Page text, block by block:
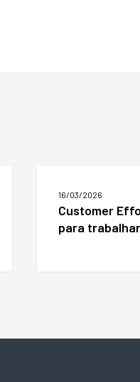
Score:
indicador
para
16/03/2026
Customer
para